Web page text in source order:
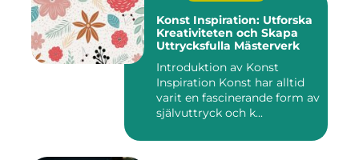
Konst Inspiration: Utforska
Kreativiteten och Skapa
Uttrycksfulla Mästerverk
Introduktion av Konst
Inspiration Konst har alltid
varit en fascinerande form av
självuttryck och k...